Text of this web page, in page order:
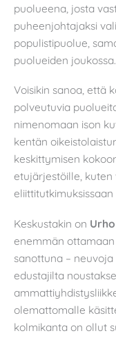
puolueena, josta
puheenjohtajaksi
populistipuolue,
puolueiden joukossa.
Voisikin sanoa, että
polveutuvia
nimenomaan ison
kentän
keskittymisen
etujärjestöille, kuten
eliittitutkimuksissaan
Keskustakin on
enemmän
sanottuna –
edustajilta
olemattomalle
kolmikanta on ollut